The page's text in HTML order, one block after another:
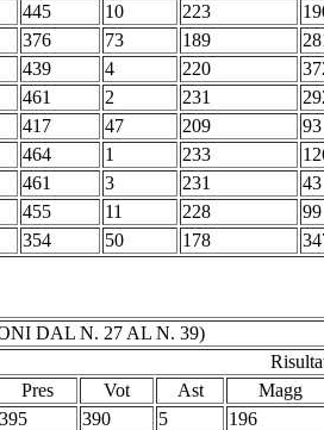
445 10 223
376 73 189
439 4 220
461 2 231
417 47 209 93
464 1 233
461 3 231 43
455 11 228 99
354 50 178
DAL N. 27 AL N. 39)
Pres Vot Ast Magg
395 390 5 196